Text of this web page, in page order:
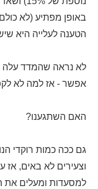
באופן מפתיע (לא
הטענה לעלייה היא
לא נראה שהמדד עלה
אפשר - אז למה לא
האם השתגענו?
גם ככה כמות רוקדי
וצעירים לא באים, אז
למסעדות ומעלים את